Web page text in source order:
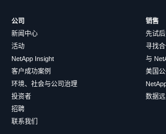
公司
新闻中心
活动
NetApp Insight
客户成功案例
环境、社会与公司治理
投资者
招聘
联系我们
销售
先试
寻找
与
美国
数据